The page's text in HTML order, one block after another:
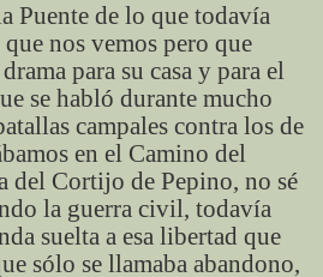
Puente de lo que todavía
nos vemos pero que
para su casa y para el
se habló durante mucho
campales contra los de
en el Camino del
del Cortijo de Pepino, no sé
la guerra civil, todavía
suelta a esa libertad que
sólo se llamaba abandono,